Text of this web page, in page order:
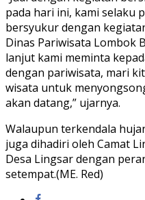
pada hari ini, kami selaku
bersyukur dengan
Dinas Pariwisata Lombok
lanjut kami meminta
dengan pariwisata, mari
wisata untuk
akan datang,” ujarnya.
Walaupun terkendala
juga dihadiri oleh Camat
Desa Lingsar dengan
setempat.(ME. Red)